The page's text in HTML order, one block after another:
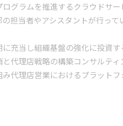
グラムを推進するクラウドサ
担当者やアシスタントが行っ
充当し組織基盤の強化に投資す
代理店戦略の構築コンサルテ
代理店営業におけるプラットフ